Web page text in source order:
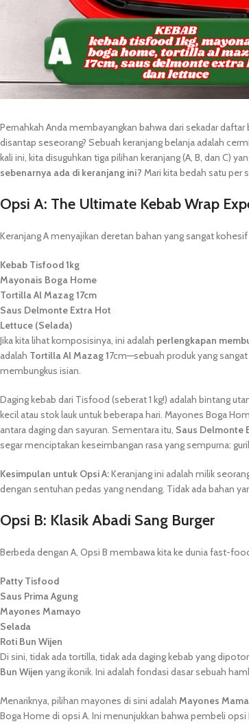
Pernahkah Anda membayangkan bahwa dari sekadar
disantap seseorang? Sebuah keranjang belanja adalah
kali ini, kita disuguhkan tiga pilihan keranjang (A, B, dan C)
sebenarnya ada di keranjang ini? Mari kita bedah satu per
Opsi A: The Ultimate Kebab Wrap
Keranjang A menyajikan deretan bahan yang sangat kohesif
Kebab Tisfood 1kg
Mayonais Boga Home
Tortilla Al Mazag 17cm
Saus Delmonte Extra Hot
Lettuce (Selada)
Jika kita lihat komposisinya, ini adalah perlengkapan
adalah Tortilla Al Mazag 17cm—sebuah produk yang
membungkus isian.
Daging kebab dari Tisfood (seberat 1 kg!) adalah bintang
kecil atau stok lauk untuk beberapa hari. Mayones Boga
antara daging dan sayuran. Sementara itu, Saus Delmonte
segar menciptakan keseimbangan rasa yang sempurna:
Kesimpulan untuk Opsi A:Keranjang ini adalah milik
dengan sentuhan pedas yang nendang. Tidak ada bahan
Opsi B: Klasik Abadi Sang Burger
Berbeda dengan A, Opsi B membawa kita ke dunia fast-
Patty Tisfood
Saus Prima Agung
Mayones Mamayo
Selada
Roti Bun Wijen
Di sini, tidak ada tortilla, tidak ada daging kebab yang
Bun Wijen yang ikonik. Ini adalah fondasi dasar sebuah
Menariknya, pilihan mayones di sini adalah Mayones
Boga Home di opsi A. Ini menunjukkan bahwa pembeli